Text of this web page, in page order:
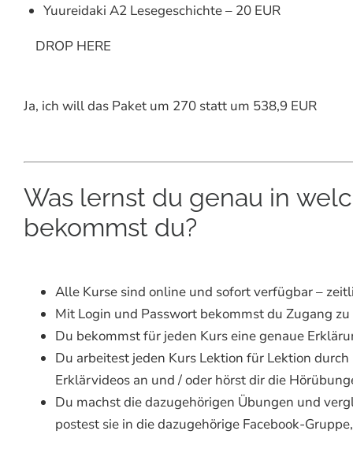
Yuureidaki A2 Lesegeschichte – 20 EUR
DROP HERE
Ja, ich will das Paket um 270 statt um 538,9 EUR
Was lernst du genau in
bekommst du?
Alle Kurse sind online und sofort verfügbar –
Mit Login und Passwort bekommst du Zugang
Du bekommst für jeden Kurs eine genaue
Du arbeitest jeden Kurs Lektion für Lektion
Erklärvideos an und / oder hörst dir die
Du machst die dazugehörigen Übungen und
postest sie in die dazugehörige Facebook-